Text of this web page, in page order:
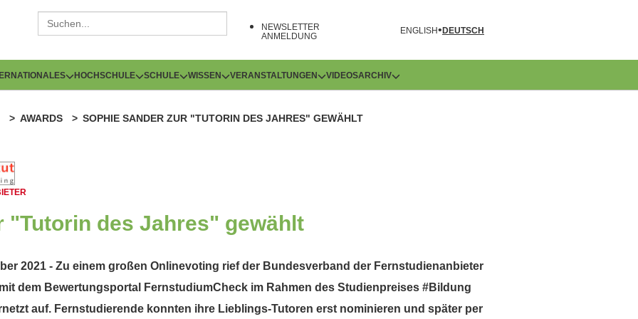
NEWSLETTER
ANMELDUNG
ENGLISH DEUTSCH
HOCHSCHULE SCHULE WISSEN VERANSTALTUNGEN VIDEOSARCHIV
AWARDS SOPHIE SANDER ZUR "TUTORIN DES JAHRES" GEWÄHLT
"Tutorin des Jahres" gewählt
2021 - Zu einem großen Onlinevoting rief der Bundesverband der Fernstudienanbieter
dem Bewertungsportal FernstudiumCheck im Rahmen des Studienpreises #Bildung
auf. Fernstudierende konnten ihre Lieblings-Tutoren erst nominieren und später per